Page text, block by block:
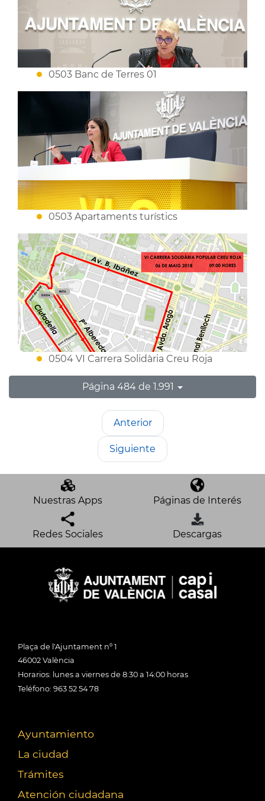
0503 Banc de Terres 01
0503 Apartaments turístics
0504 VI Carrera Solidària Creu Roja
Página 484 de 1.991
Anterior
Siguiente
Nuestras Apps Páginas de Interés
Redes Sociales Descargas
Plaça de l'Ajuntament nº 1
46002 València
Horarios: lunes a viernes de 8:30 a 14:00 horas
Teléfono: 963 52 54 78
Ayuntamiento
La ciudad
Trámites
Atención ciudadana